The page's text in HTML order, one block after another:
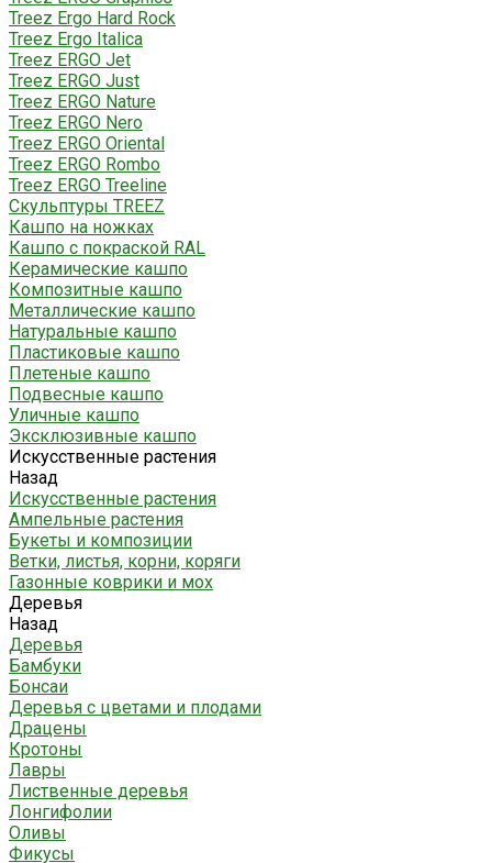
Treez Ergo Hard Rock
Treez Ergo Italica
Treez ERGO Jet
Treez ERGO Just
Treez ERGO Nature
Treez ERGO Nero
Treez ERGO Oriental
Treez ERGO Rombo
Treez ERGO Treeline
Скульптуры TREEZ
Кашпо на ножках
Кашпо с покраской RAL
Керамические кашпо
Композитные кашпо
Металлические кашпо
Натуральные кашпо
Пластиковые кашпо
Плетеные кашпо
Подвесные кашпо
Уличные кашпо
Эксклюзивные кашпо
Искусственные растения
Назад
Искусственные растения
Ампельные растения
Букеты и композиции
Ветки, листья, корни, коряги
Газонные коврики и мох
Деревья
Назад
Деревья
Бамбуки
Бонсаи
Деревья с цветами и плодами
Драцены
Кротоны
Лавры
Лиственные деревья
Лонгифолии
Оливы
Фикусы